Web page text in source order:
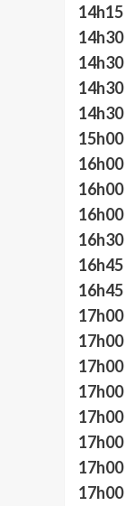
14h15
14h30
14h30
14h30
14h30
15h00
16h00
16h00
16h00
16h30
16h45
16h45
17h00
17h00
17h00
17h00
17h00
17h00
17h00
17h00